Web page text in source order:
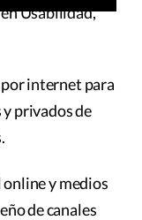
Usabilidad,
por internet para
privados de
y medios
de canales